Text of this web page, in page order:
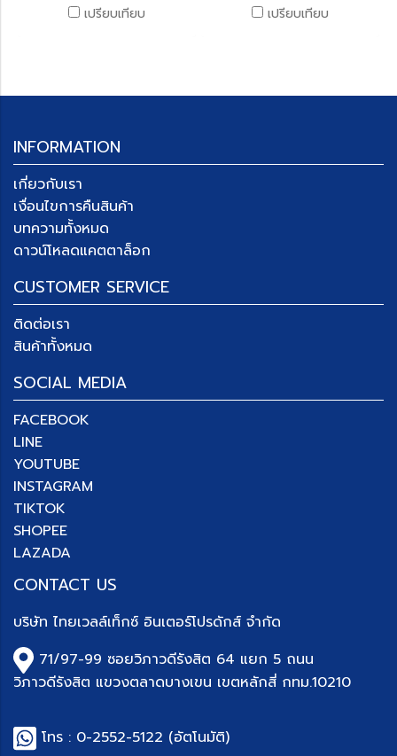
เปรียบเทียบ
เปรียบเทียบ
INFORMATION
เกี่ยวกับเรา
เงื่อนไขการคืนสินค้า
บทความทั้งหมด
ดาวน์โหลดแคตตาล็อก
CUSTOMER SERVICE
ติดต่อเรา
สินค้าทั้งหมด
SOCIAL MEDIA
FACEBOOK
LINE
YOUTUBE
INSTAGRAM
TIKTOK
SHOPEE
LAZADA
CONTACT US
บริษัท ไทยเวลล์เท็กซ์ อินเตอร์โปรดักส์ จำกัด
71/97-99 ซอยวิภาวดีรังสิต 64 แยก 5 ถนน
วิภาวดีรังสิต แขวงตลาดบางเขน เขตหลักสี่ กทม.10210
โทร : 0-2552-5122 (อัตโนมัติ)